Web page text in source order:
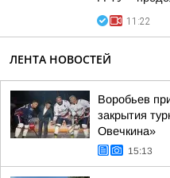
11:22
ЛЕНТА НОВОСТЕЙ
Воробьев
закрытия
Овечкина»
15:13